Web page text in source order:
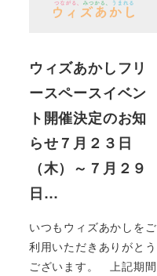
ウィズあかしフリ
ースペースイベン
ト開催決定のお知
らせ７月２３日
（木）～７月２９
日…
いつもウィズあかしをご
利用いただきありがとう
ございます。 上記期間